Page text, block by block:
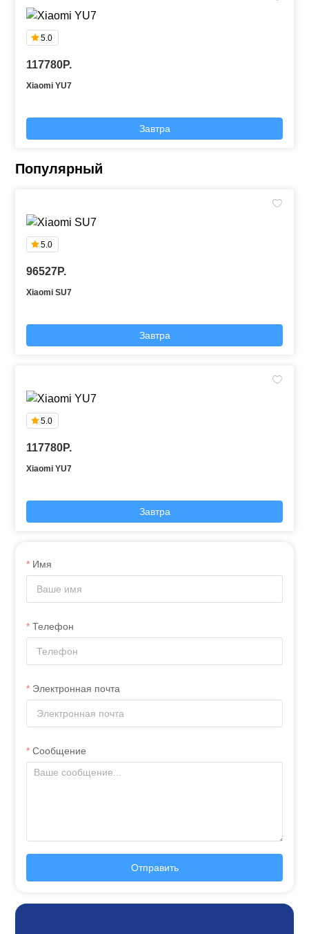
5.0
117780P.
Xiaomi YU7
Завтра
Популярный
5.0
96527P.
Xiaomi SU7
Завтра
5.0
117780P.
Xiaomi YU7
Завтра
Имя
Телефон
Электронная почта
Сообщение
Отправить